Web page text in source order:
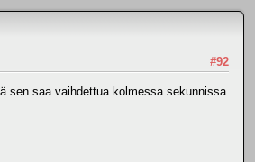
#92
sen saa vaihdettua kolmessa sekunnissa